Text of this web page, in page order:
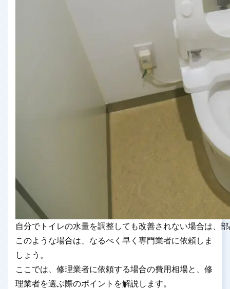
自分でトイレの水量を調整しても改善されない場合は、
このような場合は、なるべく早く専門業者に依頼しま
しょう。
ここでは、修理業者に依頼する場合の費用相場と、修
理業者を選ぶ際のポイントを解説します。